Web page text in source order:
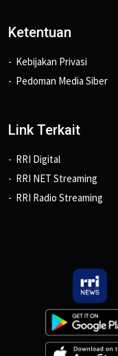
Ketentuan
Kebijakan Privasi
Pedoman Media Siber
Link Terkait
RRI Digital
RRI NET Streaming
RRI Radio Streaming